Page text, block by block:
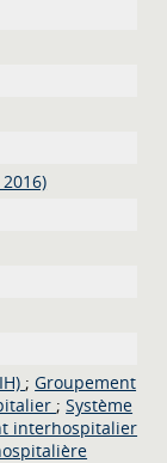
; Groupement
; Système
interhospitalier